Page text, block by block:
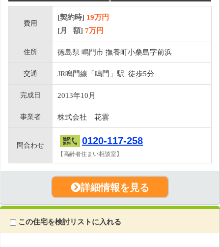
費用
[契約時] 19万円
[月 額] 7万円
住所 徳島県 鳴門市 撫養町小桑島字前浜
交通 JR鳴門線「鳴門」駅 徒歩5分
完成日 2013年10月
事業者 株式会社 花雲
問合わせ 0120-117-258
【高齢者住まい相談室】
詳細情報を見る
この住宅を検討リストに入れる